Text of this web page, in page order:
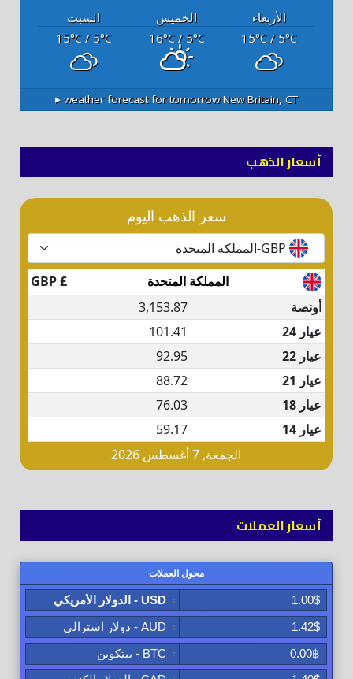
الأربعاء الخميس
السبت
15°C / 5°C
16°C/ 5°C
15°C/ 5°C
New Britain, CT
weather forecast for tomorrow ▸
أسعار الذهب
أسعار العملات